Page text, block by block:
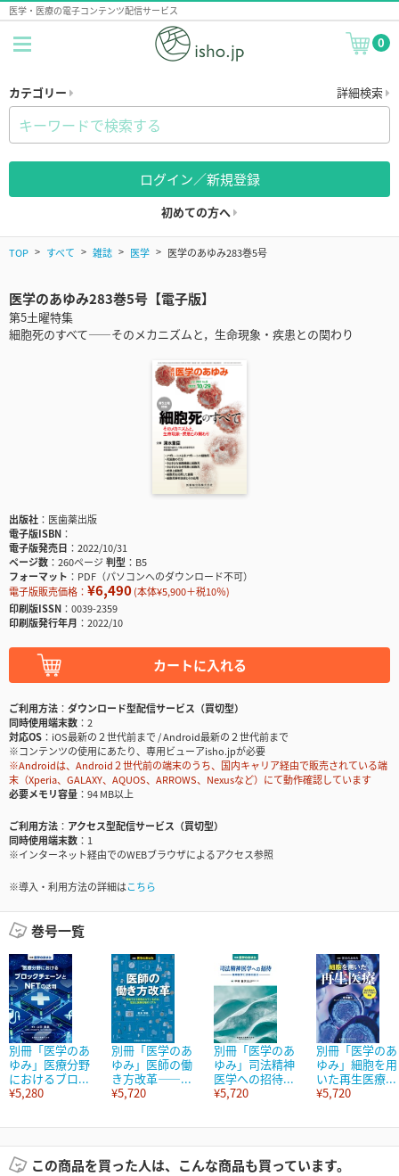
医学・医療の電子コンテンツ配信サービス
0
カテゴリー 詳細検索
ログイン／新規登録
初めての方へ
TOP すべて 雑誌 医学 医学のあゆみ283巻5号
医学のあゆみ283巻5号【電子版】
第5土曜特集
細胞死のすべて――そのメカニズムと，生命現象・疾患との関わり
出版社
医歯薬出版
電子版ISBN
電子版発売日
2022/10/31
ページ数
260ページ判型
B5
フォーマット
PDF（パソコンへのダウンロード不可）
電子版販売価格： ¥6,490(本体¥5,900＋税10％)
印刷版ISSN
0039-2359
印刷版発行年月
2022/10
カートに入れる
ご利用方法
ダウンロード型配信サービス（買切型）
同時使用端末数
2
対応OS
iOS最新の２世代前まで / Android最新の２世代前まで
※コンテンツの使用にあたり、専用ビューアisho.jpが必要
※Androidは、Android２世代前の端末のうち、国内キャリア経由で販売されている端
末（Xperia、GALAXY、AQUOS、ARROWS、Nexusなど）にて動作確認しています
必要メモリ容量
94 MB以上
ご利用方法
アクセス型配信サービス（買切型）
同時使用端末数
1
※インターネット経由でのWEBブラウザによるアクセス参照
※導入・利用方法の詳細はこちら
巻号一覧
別冊「医学のあ
ゆみ」医療分野
におけるブロ...
¥5,280
別冊「医学のあ
ゆみ」医師の働
き方改革――...
¥5,720
別冊「医学のあ
ゆみ」司法精神
医学への招待...
¥5,720
別冊「医学のあ
ゆみ」細胞を用
いた再生医療...
¥5,720
この商品を買った人は、こんな商品も買っています。